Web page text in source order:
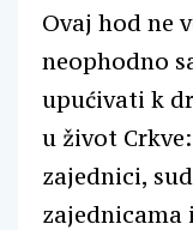
Ovaj hod ne
neophodno
upućivati k
u život
zajednici,